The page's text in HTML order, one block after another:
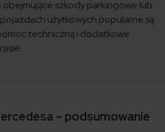
szkody parkingowe lub
użytkowych popularne są
techniczną i dodatkowe
– podsumowanie